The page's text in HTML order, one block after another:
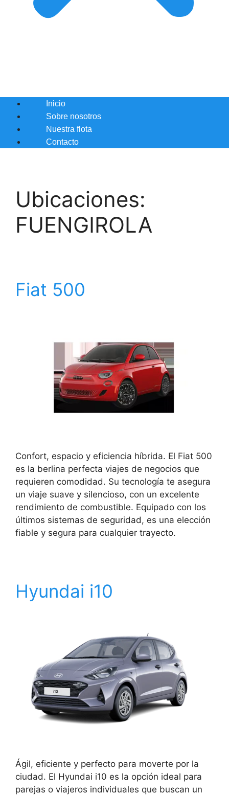
Inicio
Sobre nosotros
Nuestra flota
Contacto
Ubicaciones:
FUENGIROLA
Fiat 500
Confort, espacio y eficiencia híbrida. El Fiat 500
es la berlina perfecta viajes de negocios que
requieren comodidad. Su tecnología te asegura
un viaje suave y silencioso, con un excelente
rendimiento de combustible. Equipado con los
últimos sistemas de seguridad, es una elección
fiable y segura para cualquier trayecto.
Hyundai i10
Ágil, eficiente y perfecto para moverte por la
ciudad. El Hyundai i10 es la opción ideal para
parejas o viajeros individuales que buscan un